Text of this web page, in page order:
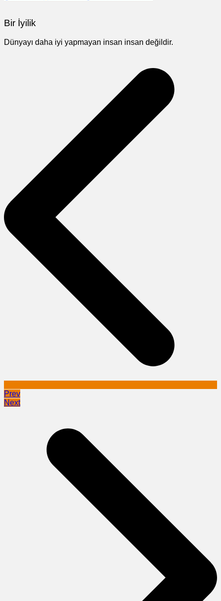
Bir İyilik
Dünyayı daha iyi yapmayan insan insan değildir.
Prev
Next